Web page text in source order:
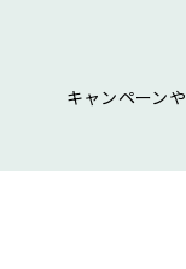
キャンペーン